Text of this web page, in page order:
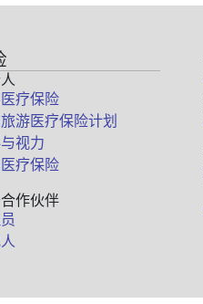
疗保险
游医疗保险计划
视力
疗保险
作伙伴